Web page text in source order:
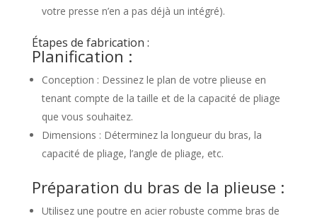
votre presse n’en a pas déjà un intégré).
Étapes de fabrication :
Planification :
Conception : Dessinez le plan de votre plieuse en
tenant compte de la taille et de la capacité de pliage
que vous souhaitez.
Dimensions : Déterminez la longueur du bras, la
capacité de pliage, l’angle de pliage, etc.
Préparation du bras de la plieuse :
Utilisez une poutre en acier robuste comme bras de